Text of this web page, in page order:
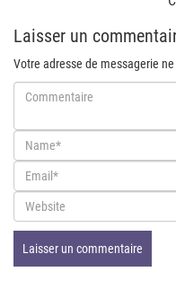
Laisser un
Votre adresse de messagerie